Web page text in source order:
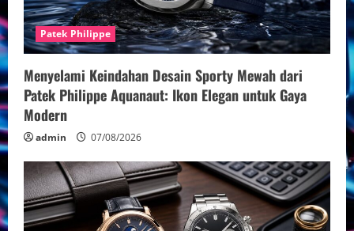
Patek Philippe
Menyelami Keindahan Desain Sporty Mewah dari
Patek Philippe Aquanaut: Ikon Elegan untuk Gaya
Modern
admin 07/08/2026